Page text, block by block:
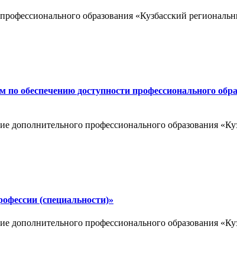
образования «Кузбасский
по обеспечению доступности профессионального
дополнительного профессионального образования
(специальности)»
дополнительного профессионального образования